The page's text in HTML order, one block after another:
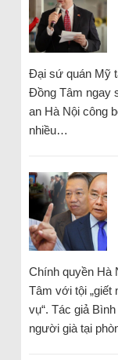
Đại sứ quán Mỹ
Đồng Tâm ngay
an Hà Nội công
nhiều…
Chính quyền Hà
Tâm với tội „giết
vụ“. Tác giả
người già tại